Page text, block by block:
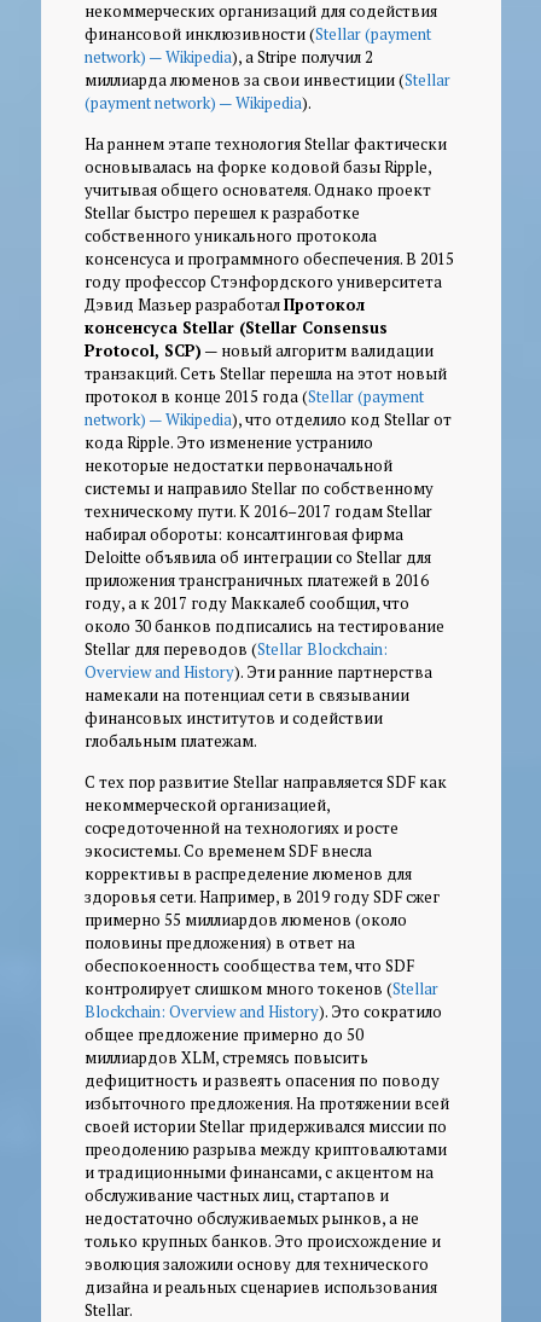
некоммерческих организаций для содействия
финансовой инклюзивности (Stellar (payment
network) — Wikipedia), а Stripe получил 2
миллиарда люменов за свои инвестиции (Stellar
(payment network) — Wikipedia).
На раннем этапе технология Stellar фактически
основывалась на форке кодовой базы Ripple,
учитывая общего основателя. Однако проект
Stellar быстро перешел к разработке
собственного уникального протокола
консенсуса и программного обеспечения. В 2015
году профессор Стэнфордского университета
Дэвид Мазьер разработалПротокол
консенсуса Stellar (Stellar Consensus
Protocol, SCP) — новый алгоритм валидации
транзакций. Сеть Stellar перешла на этот новый
протокол в конце 2015 года (Stellar (payment
network) — Wikipedia), что отделило код Stellar от
кода Ripple. Это изменение устранило
некоторые недостатки первоначальной
системы и направило Stellar по собственному
техническому пути. К 2016–2017 годам Stellar
набирал обороты: консалтинговая фирма
Deloitte объявила об интеграции со Stellar для
приложения трансграничных платежей в 2016
году, а к 2017 году Маккалеб сообщил, что
около 30 банков подписались на тестирование
Stellar для переводов (Stellar Blockchain:
Overview and History). Эти ранние партнерства
намекали на потенциал сети в связывании
финансовых институтов и содействии
глобальным платежам.
С тех пор развитие Stellar направляется SDF как
некоммерческой организацией,
сосредоточенной на технологиях и росте
экосистемы. Со временем SDF внесла
коррективы в распределение люменов для
здоровья сети. Например, в 2019 году SDF сжег
примерно 55 миллиардов люменов (около
половины предложения) в ответ на
обеспокоенность сообщества тем, что SDF
контролирует слишком много токенов (Stellar
Blockchain: Overview and History). Это сократило
общее предложение примерно до 50
миллиардов XLM, стремясь повысить
дефицитность и развеять опасения по поводу
избыточного предложения. На протяжении всей
своей истории Stellar придерживался миссии по
преодолению разрыва между криптовалютами
и традиционными финансами, с акцентом на
обслуживание частных лиц, стартапов и
недостаточно обслуживаемых рынков, а не
только крупных банков. Это происхождение и
эволюция заложили основу для технического
дизайна и реальных сценариев использования
Stellar.